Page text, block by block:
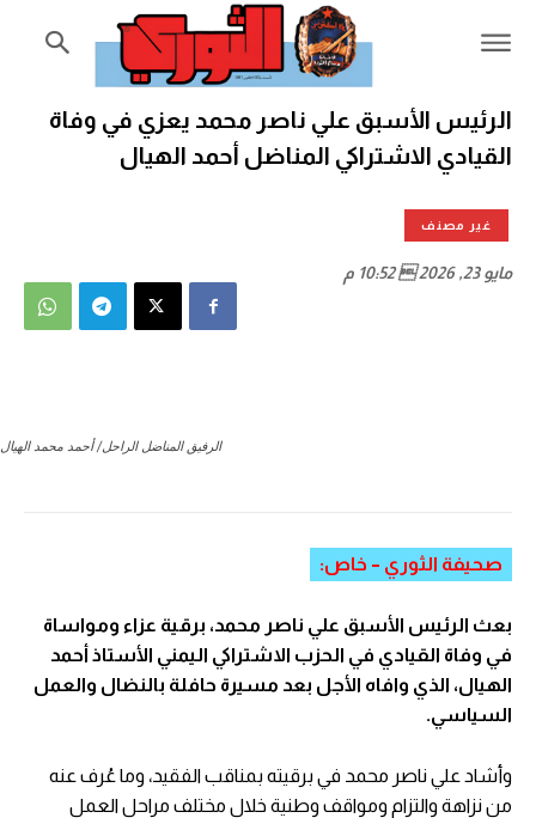
الرئيس الأسبق علي ناصر محمد يعزي في وفاة
القيادي الاشتراكي المناضل أحمد الهيال
غير مصنف
مايو 23, 2026  10:52 م
الرفيق المناضل الراحل/ أحمد محمد الهيال
صحيفة الثوري – خاص:
بعث الرئيس الأسبق علي ناصر محمد، برقية عزاء ومواساة
في وفاة القيادي في الحزب الاشتراكي اليمني الأستاذ أحمد
الهيال، الذي وافاه الأجل بعد مسيرة حافلة بالنضال والعمل
السياسي.
وأشاد علي ناصر محمد في برقيته بمناقب الفقيد، وما عُرف عنه
من نزاهة والتزام ومواقف وطنية خلال مختلف مراحل العمل